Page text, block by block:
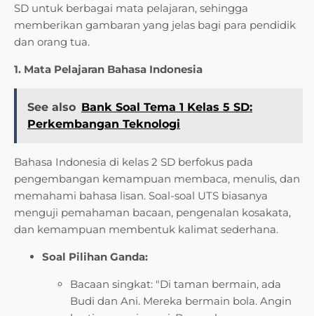
SD untuk berbagai mata pelajaran, sehingga
memberikan gambaran yang jelas bagi para pendidik
dan orang tua.
1. Mata Pelajaran Bahasa Indonesia
See also Bank Soal Tema 1 Kelas 5 SD:
Perkembangan Teknologi
Bahasa Indonesia di kelas 2 SD berfokus pada
pengembangan kemampuan membaca, menulis, dan
memahami bahasa lisan. Soal-soal UTS biasanya
menguji pemahaman bacaan, pengenalan kosakata,
dan kemampuan membentuk kalimat sederhana.
Soal Pilihan Ganda:
Bacaan singkat: "Di taman bermain, ada
Budi dan Ani. Mereka bermain bola. Angin